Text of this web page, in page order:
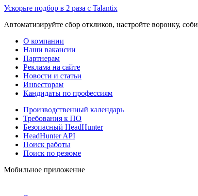
Ускорьте подбор в 2 раза с Talantix
Автоматизируйте сбор откликов, настройте воронку,
О компании
Наши вакансии
Партнерам
Реклама на сайте
Новости и статьи
Инвесторам
Кандидаты по профессиям
Производственный календарь
Требования к ПО
Безопасный HeadHunter
HeadHunter API
Поиск работы
Поиск по резюме
Мобильное приложение